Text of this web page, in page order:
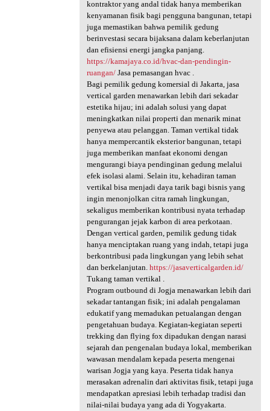
kontraktor yang andal tidak hanya memberikan
kenyamanan fisik bagi pengguna bangunan, tetapi
juga memastikan bahwa pemilik gedung
berinvestasi secara bijaksana dalam keberlanjutan
dan efisiensi energi jangka panjang.
https://kamajaya.co.id/hvac-dan-pendingin-
ruangan/Jasa pemasangan hvac .
Bagi pemilik gedung komersial di Jakarta, jasa
vertical garden menawarkan lebih dari sekadar
estetika hijau; ini adalah solusi yang dapat
meningkatkan nilai properti dan menarik minat
penyewa atau pelanggan. Taman vertikal tidak
hanya mempercantik eksterior bangunan, tetapi
juga memberikan manfaat ekonomi dengan
mengurangi biaya pendinginan gedung melalui
efek isolasi alami. Selain itu, kehadiran taman
vertikal bisa menjadi daya tarik bagi bisnis yang
ingin menonjolkan citra ramah lingkungan,
sekaligus memberikan kontribusi nyata terhadap
pengurangan jejak karbon di area perkotaan.
Dengan vertical garden, pemilik gedung tidak
hanya menciptakan ruang yang indah, tetapi juga
berkontribusi pada lingkungan yang lebih sehat
dan berkelanjutan. https://jasaverticalgarden.id/
Tukang taman vertikal .
Program outbound di Jogja menawarkan lebih dari
sekadar tantangan fisik; ini adalah pengalaman
edukatif yang memadukan petualangan dengan
pengetahuan budaya. Kegiatan-kegiatan seperti
trekking dan flying fox dipadukan dengan narasi
sejarah dan pengenalan budaya lokal, memberikan
wawasan mendalam kepada peserta mengenai
warisan Jogja yang kaya. Peserta tidak hanya
merasakan adrenalin dari aktivitas fisik, tetapi juga
mendapatkan apresiasi lebih terhadap tradisi dan
nilai-nilai budaya yang ada di Yogyakarta.